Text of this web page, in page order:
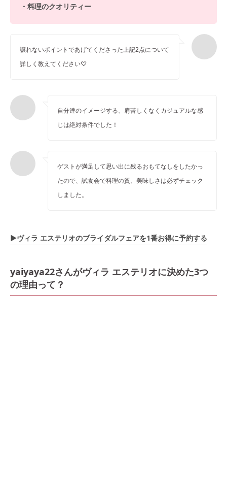
・料理のクオリティー
譲れないポイントであげてくださった上記2点について
詳しく教えてください♡
自分達のイメージする、肩苦しくなくカジュアルな感
じは絶対条件でした！
ゲストが満足して思い出に残るおもてなしをしたかっ
たので、試食会で料理の質、美味しさは必ずチェック
しました。
▶ヴィラ エステリオのブライダルフェアを1番お得に予約する
yaiyaya22さんがヴィラ エステリオに決めた3つ
の理由って？